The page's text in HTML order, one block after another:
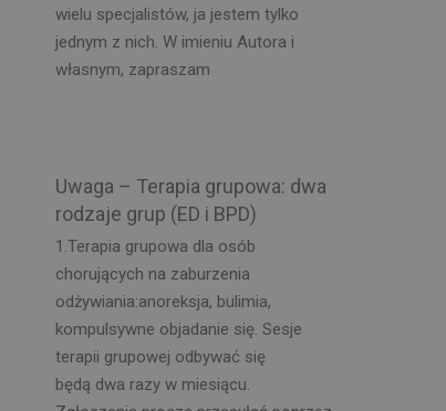
wielu specjalistów, ja jestem tylko
jednym z nich. W imieniu Autora i
własnym, zapraszam
Uwaga – Terapia grupowa: dwa
rodzaje grup (ED i BPD)
1.Terapia grupowa dla osób
chorujących na zaburzenia
odżywiania:anoreksja, bulimia,
kompulsywne objadanie się. Sesje
terapii grupowej odbywać się
będą dwa razy w miesiącu.